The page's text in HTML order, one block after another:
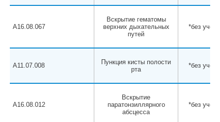
A16.08.067
Вскрытие гематомы
верхних дыхательных
путей
*без
A11.07.008
Пункция кисты полости
рта
*без
A16.08.012
Вскрытие
паратонзиллярного
абсцесса
*без